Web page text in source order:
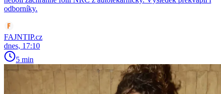
odborníky.
FAJNTIP.cz
dnes, 17:10
5 min